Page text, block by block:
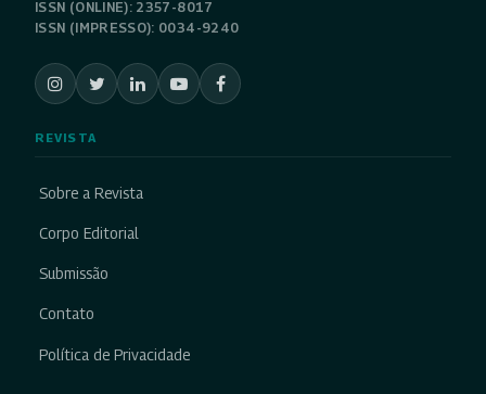
ISSN (ONLINE): 2357-8017
ISSN (IMPRESSO): 0034-9240
REVISTA
Sobre a Revista
Corpo Editorial
Submissão
Contato
Política de Privacidade